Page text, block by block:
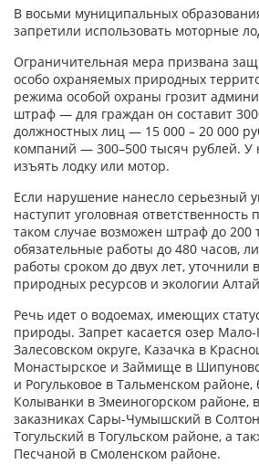
В восьми муниципальных
запретили использовать моторные
Ограничительная мера призвана
особо охраняемых природных
режима особой охраны грозит
штраф — для граждан он составит
должностных лиц — 15 000 – 20 000
компаний — 300–500 тысяч рублей. У
изъять лодку или мотор.
Если нарушение нанесло серьезный
наступит уголовная
таком случае возможен штраф до 200
обязательные работы до 480 часов,
работы сроком до двух лет, уточнили
природных ресурсов и экологии
Речь идет о водоемах, имеющих
природы. Запрет касается озер Мало-
Залесовском округе, Казачка в
Монастырское и Займище в
и Рогульковое в Тальменском районе,
Колыванки в Змеиногорском районе,
заказниках Сары-Чумышский в
Тогульский в Тогульском районе, а
Песчаной в Смоленском районе.